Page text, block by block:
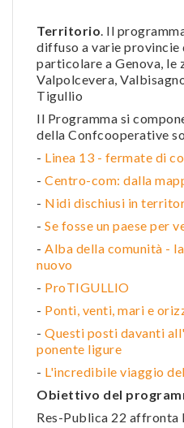
Territorio. Il
diffuso a varie provincie
particolare a Genova, le
Valpolcevera,
Tigullio
Il Programma si
della Confcooperative
- Linea 13 - fermate di
- Centro-com: dalla
- Nidi dischiusi in
- Se fosse un paese per
- Alba della comunità -
nuovo
- ProTIGULLIO
- Ponti, venti, mari e
- Questi posti davanti
ponente ligure
- L'incredibile viaggio
Obiettivo del
Res-Publica 22 affronta